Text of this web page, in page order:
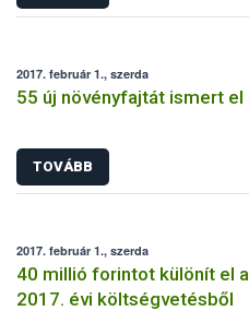
2017. február 1., szerda
55 új növényfajtát ismert el
TOVÁBB
2017. február 1., szerda
40 millió forintot különít el
2017. évi költségvetésből